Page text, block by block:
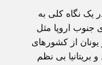
يک نگاه کلی به
جنوب اروپا مثل
و يونان از کشورهای
بريتانيا بی نظم